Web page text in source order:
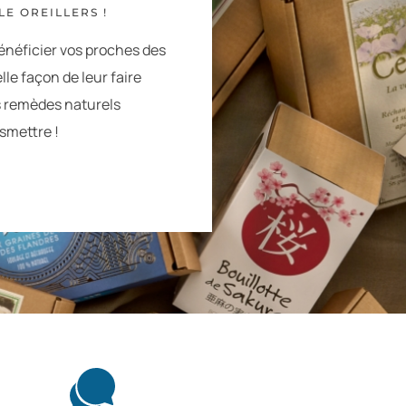
OREILLERS !
vos proches des
façon de leur faire
remèdes naturels
!